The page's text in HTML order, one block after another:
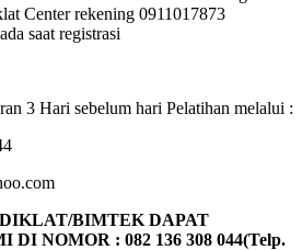
Center rekening 0911017873
saat registrasi
3 Hari sebelum hari Pelatihan melalui :
BIMTEK DAPAT
NOMOR : 082 136 308 044(Telp.